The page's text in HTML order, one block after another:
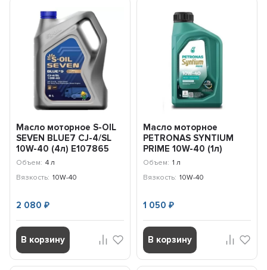
Масло моторное S-OIL
SEVEN BLUE7 CJ-4/SL
10W-40 (4л) E107865
Объем: 4 л
Вязкость: 10W-40
2 080₽
В корзину
Масло моторное
PETRONAS SYNTIUM
PRIME 10W-40 (1л)
71244E18EU
Объем: 1 л
Вязкость: 10W-40
1 050 ₽
В корзину